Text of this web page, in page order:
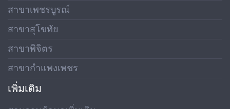
สาขาเพชรบูรณ์
สาขาสุโขทัย
สาขาพิจิตร
สาขากำแพงเพชร
เพิ่มเติม